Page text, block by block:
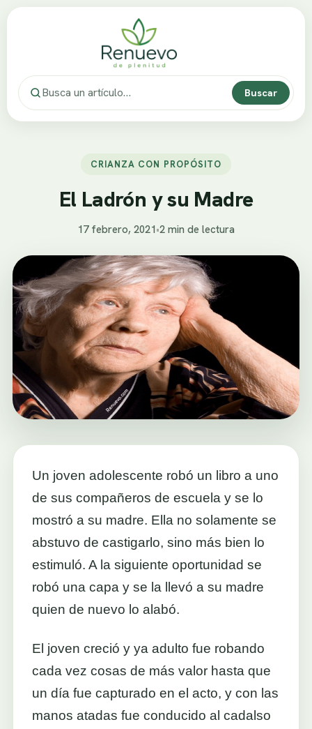
Buscar
CRIANZA CON PROPÓSITO
El Ladrón y su Madre
17 febrero, 2021•2 min de lectura
Un joven adolescente robó un libro a uno
de sus compañeros de escuela y se lo
mostró a su madre. Ella no solamente se
abstuvo de castigarlo, sino más bien lo
estimuló. A la siguiente oportunidad se
robó una capa y se la llevó a su madre
quien de nuevo lo alabó.
El joven creció y ya adulto fue robando
cada vez cosas de más valor hasta que
un día fue capturado en el acto, y con las
manos atadas fue conducido al cadalso